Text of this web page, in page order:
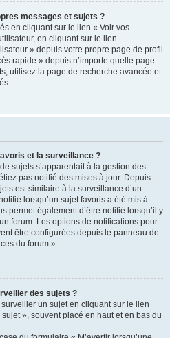
messages et sujets ?
en cliquant sur le lien « Voir vos
en cliquant sur le lien
» depuis votre propre page de profil
rapide » depuis n’importe quelle page
utilisez la page de recherche avancée et
et la surveillance ?
sujets s’apparentait à la gestion des
pas notifié des mises à jour. Depuis
est similaire à la surveillance d’un
lorsqu’un sujet favoris a été mis à
permet également d’être notifié lorsqu’il y
forum. Les options de notifications pour
être configurées depuis le panneau de
du forum ».
des sujets ?
un sujet en cliquant sur le lien
», souvent placé en haut et en bas du